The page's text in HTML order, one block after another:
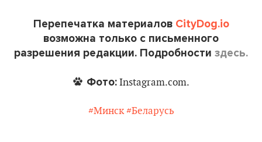
Перепечатка материалов CityDog.io
возможна только с письменного
разрешения редакции. Подробности здесь.
Фото:Instagram.com.
#Минск #Беларусь